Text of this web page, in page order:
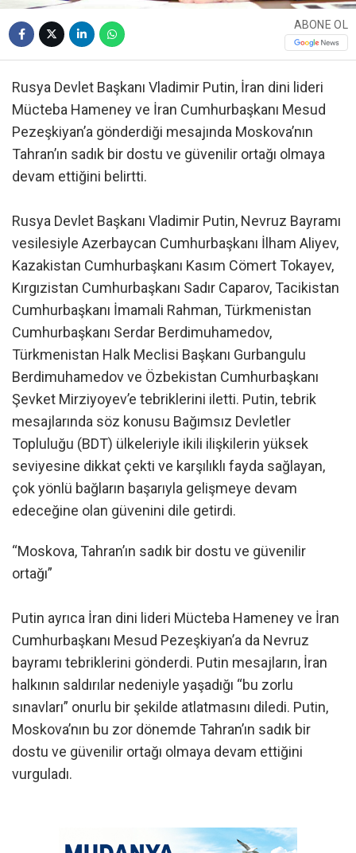
ABONE OL
Rusya Devlet Başkanı Vladimir Putin, İran dini lideri
Mücteba Hameney ve İran Cumhurbaşkanı Mesud
Pezeşkiyan’a gönderdiği mesajında Moskova’nın
Tahran’ın sadık bir dostu ve güvenilir ortağı olmaya
devam ettiğini belirtti.
Rusya Devlet Başkanı Vladimir Putin, Nevruz Bayramı
vesilesiyle Azerbaycan Cumhurbaşkanı İlham Aliyev,
Kazakistan Cumhurbaşkanı Kasım Cömert Tokayev,
Kırgızistan Cumhurbaşkanı Sadır Caparov, Tacikistan
Cumhurbaşkanı İmamali Rahman, Türkmenistan
Cumhurbaşkanı Serdar Berdimuhamedov,
Türkmenistan Halk Meclisi Başkanı Gurbangulu
Berdimuhamedov ve Özbekistan Cumhurbaşkanı
Şevket Mirziyoyev’e tebriklerini iletti. Putin, tebrik
mesajlarında söz konusu Bağımsız Devletler
Topluluğu (BDT) ülkeleriyle ikili ilişkilerin yüksek
seviyesine dikkat çekti ve karşılıklı fayda sağlayan,
çok yönlü bağların başarıyla gelişmeye devam
edeceğine olan güvenini dile getirdi.
“Moskova, Tahran’ın sadık bir dostu ve güvenilir
ortağı”
Putin ayrıca İran dini lideri Mücteba Hameney ve İran
Cumhurbaşkanı Mesud Pezeşkiyan’a da Nevruz
bayramı tebriklerini gönderdi. Putin mesajların, İran
halkının saldırılar nedeniyle yaşadığı “bu zorlu
sınavları” onurlu bir şekilde atlatmasını diledi. Putin,
Moskova’nın bu zor dönemde Tahran’ın sadık bir
dostu ve güvenilir ortağı olmaya devam ettiğini
vurguladı.